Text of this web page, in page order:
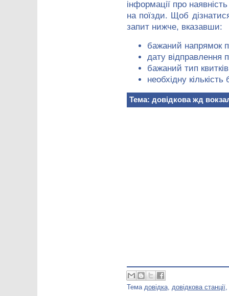
інформації про
на поїзди. Щоб
запит нижче, вказавши:
бажаний напрямок
дату відправлення
бажаний тип
необхідну кількість
Тема: довідкова жд
Тема довідка, довідкова станції,